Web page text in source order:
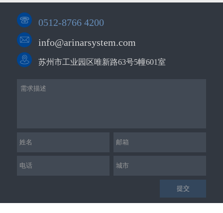
0512-8766 4200
info@arinarsystem.com
苏州市工业园区唯新路63号5幢601室
提交